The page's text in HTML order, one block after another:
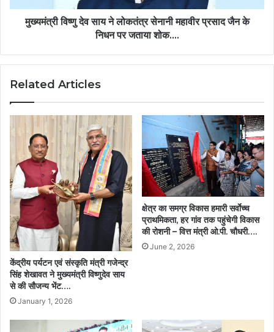
प्रसाद
शोक….
मुख्यमंत्री विष्णु देव साय ने लोकतंत्र सेनानी महावीर प्रसाद जैन के
निधन पर जताया शोक….
Related Articles
केंद्रीय पर्यटन एवं संस्कृति मंत्री गजेन्द्र
सिंह शेखावत ने मुख्यमंत्री विष्णुदेव साय
से की सौजन्य भेंट….
January 1, 2026
क्षेत्र का समग्र विकास हमारी सर्वाेच्च
प्राथमिकता, हर गांव तक पहुंचेगी विकास
की रोशनी – वित्त मंत्री ओ.पी. चौधरी….
June 2, 2026